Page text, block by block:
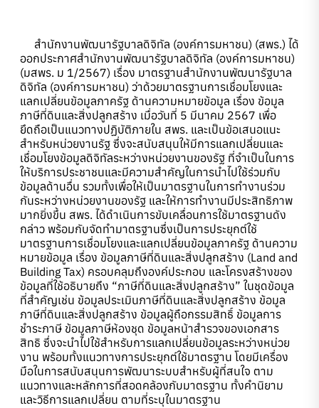
สำนักงานพัฒนารัฐบาลดิจิทัล (องค์การมหาชน) (สพร.) ได้
ออกประกาศสำนักงานพัฒนารัฐบาลดิจิทัล (องค์การมหาชน)
(มสพร. ม 1/2567) เรื่อง มาตรฐานสำนักงานพัฒนารัฐบาล
ดิจิทัล (องค์การมหาชน) ว่าด้วยมาตรฐานการเชื่อมโยงและ
แลกเปลี่ยนข้อมูลภาครัฐ ด้านความหมายข้อมูล เรื่อง ข้อมูล
ภาษีที่ดินและสิ่งปลูกสร้าง เมื่อวันที่ 5 มีนาคม 2567 เพื่อ
ยึดถือเป็นแนวทางปฏิบัติภายใน สพร. และเป็นข้อเสนอแนะ
สำหรับหน่วยงานรัฐ ซึ่งจะสนับสนุนให้มีการแลกเปลี่ยนและ
เชื่อมโยงข้อมูลดิจิทัลระหว่างหน่วยงานของรัฐ ที่จำเป็นในการ
ให้บริการประชาชนและมีความสำคัญในการนำไปใช้ร่วมกับ
ข้อมูลด้านอื่น รวมทั้งเพื่อให้เป็นมาตรฐานในการทำงานร่วม
กันระหว่างหน่วยงานของรัฐ และให้การทำงานมีประสิทธิภาพ
มากยิ่งขึ้น สพร. ได้ดำเนินการขับเคลื่อนการใช้มาตรฐานดัง
กล่าว พร้อมกับจัดทำมาตรฐานซึ่งเป็นการประยุกต์ใช้
มาตรฐานการเชื่อมโยงและแลกเปลี่ยนข้อมูลภาครัฐ ด้านความ
หมายข้อมูล เรื่อง ข้อมูลภาษีที่ดินและสิ่งปลูกสร้าง (Land and
Building Tax) ครอบคลุมถึงองค์ประกอบ และโครงสร้างของ
ข้อมูลที่ใช้อธิบายถึง “ภาษีที่ดินและสิ่งปลูกสร้าง” ในชุดข้อมูล
ที่สำคัญเช่น ข้อมูลประเมินภาษีที่ดินและสิ่งปลูกสร้าง ข้อมูล
ภาษีที่ดินและสิ่งปลูกสร้าง ข้อมูลผู้ถือกรรมสิทธิ์ ข้อมูลการ
ชำระภาษี ข้อมูลภาษีห้องชุด ข้อมูลหน้าสำรวจของเอกสาร
สิทธิ ซึ่งจะนำไปใช้สำหรับการแลกเปลี่ยนข้อมูลระหว่างหน่วย
งาน พร้อมทั้งแนวทางการประยุกต์ใช้มาตรฐาน โดยมีเครื่อง
มือในการสนับสนุนการพัฒนาระบบสำหรับผู้ที่สนใจ ตาม
แนวทางและหลักการที่สอดคล้องกับมาตรฐาน ทั้งคำนิยาม
และวิธีการแลกเปลี่ยน ตามที่ระบุในมาตรฐาน